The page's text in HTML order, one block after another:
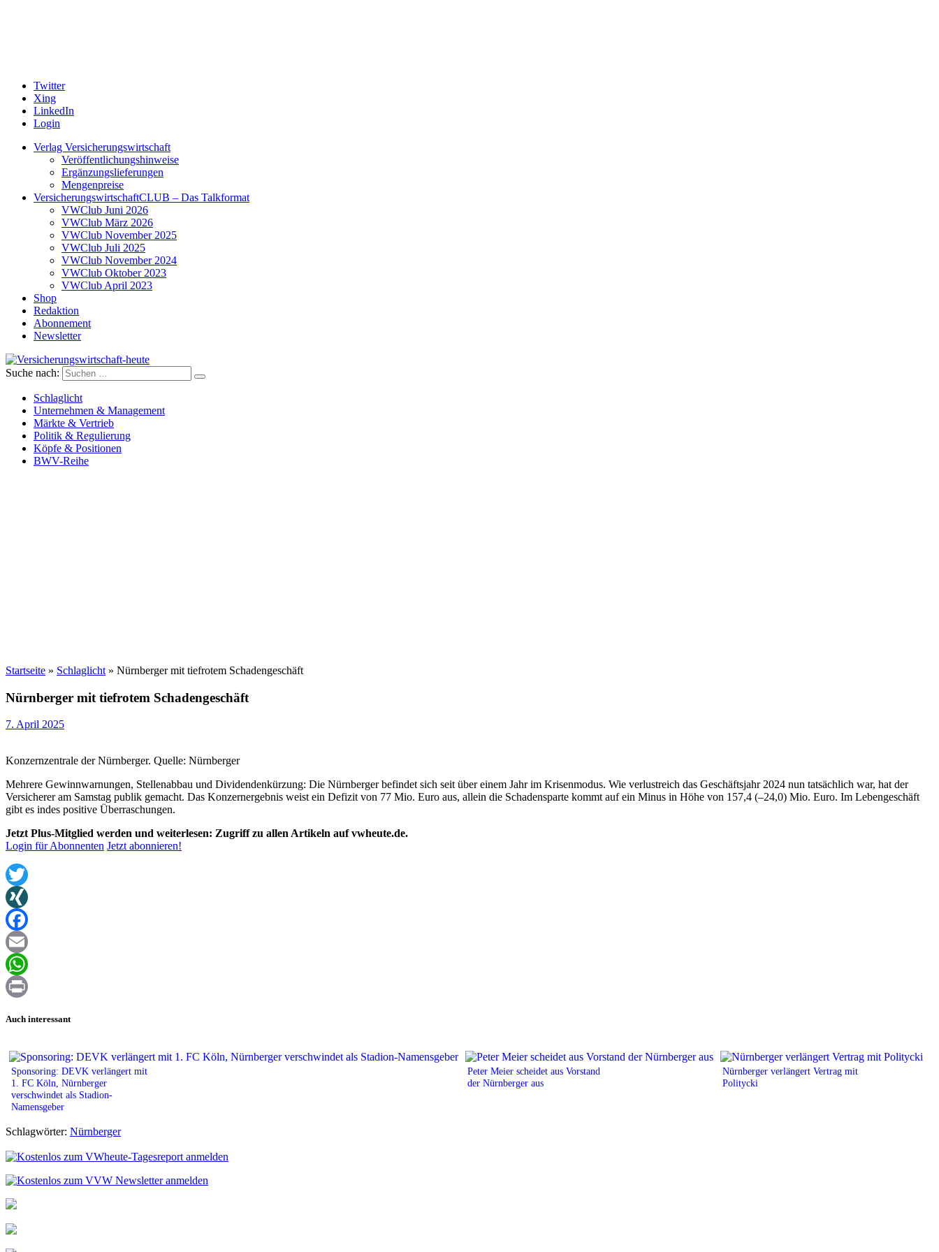
Twitter
Xing
LinkedIn
Login
Verlag Versicherungswirtschaft
Veröffentlichungshinweise
Ergänzungslieferungen
Mengenpreise
VersicherungswirtschaftCLUB – Das Talkformat
VWClub Juni 2026
VWClub März 2026
VWClub November 2025
VWClub Juli 2025
VWClub November 2024
VWClub Oktober 2023
VWClub April 2023
Shop
Redaktion
Abonnement
Newsletter
Versicherungswirtschaft-heute
Suche nach:
Schlaglicht
Unternehmen & Management
Märkte & Vertrieb
Politik & Regulierung
Köpfe & Positionen
BWV-Reihe
Startseite » Schlaglicht » Nürnberger mit tiefrotem Schadengeschäft
Nürnberger mit tiefrotem Schadengeschäft
7. April 2025
Konzernzentrale der Nürnberger. Quelle: Nürnberger
Mehrere Gewinnwarnungen, Stellenabbau und Dividendenkürzung: Die Nürnberger befindet sich seit über einem Jahr im Krisenmodus. Wie verlustreich das Geschäftsjahr 2024 nun tatsächlich war, hat der
Versicherer am Samstag publik gemacht. Das Konzernergebnis weist ein Defizit von 77 Mio. Euro aus, allein die Schadensparte kommt auf ein Minus in Höhe von 157,4 (–24,0) Mio. Euro. Im Lebengeschäft
gibt es indes positive Überraschungen.
Jetzt Plus-Mitglied werden und weiterlesen: Zugriff zu allen Artikeln auf vwheute.de.
Login für Abonnenten Jetzt abonnieren!
Twitter
XING
Facebook
Email
WhatsApp
Auch interessant
Sponsoring: DEVK verlängert mit
1. FC Köln, Nürnberger
verschwindet als Stadion-
Namensgeber
Peter Meier scheidet aus Vorstand
der Nürnberger aus
Nürnberger verlängert Vertrag mit
Politycki
Schlagwörter: Nürnberger